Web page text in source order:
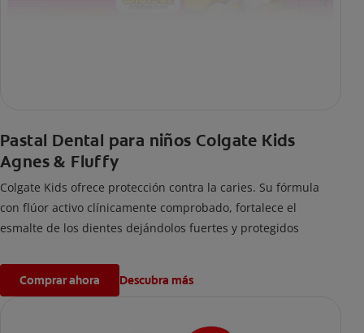
Pastal Dental para niños Colgate Kids
Agnes & Fluffy
Colgate Kids ofrece protección contra la caries. Su fórmula
con flúor activo clínicamente comprobado, fortalece el
esmalte de los dientes dejándolos fuertes y protegidos
Comprar ahora Descubra más